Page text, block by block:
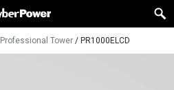
Professional Tower / PR1000ELCD